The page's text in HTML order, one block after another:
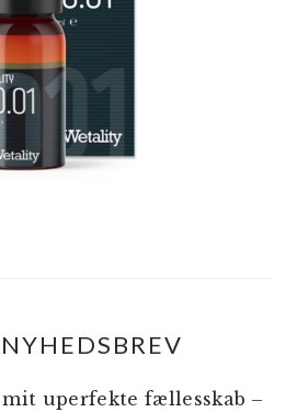
uperfekte fællesskab –